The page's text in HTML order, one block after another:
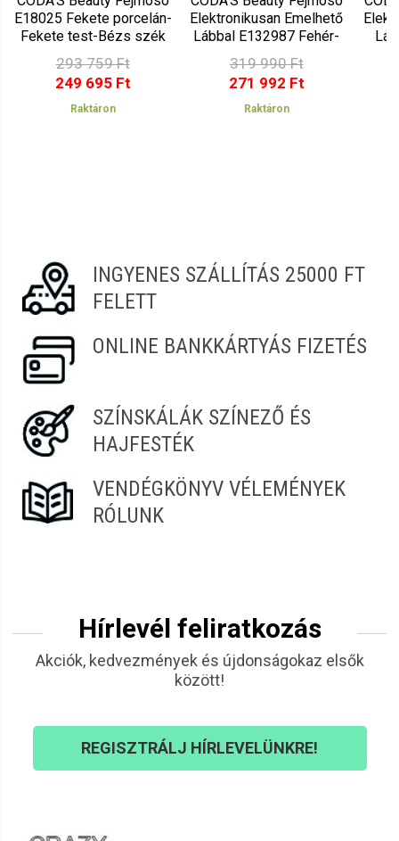
E18025 Fekete porcelán-
Fekete test-Bézs szék
25
293 759 Ft
249 695 Ft
Raktáron
Elektronikusan Emelhető
Lábbal E132987 Fehér-
Fekete-Fekete
319 990 Ft
271 992 Ft
Raktáron
INGYENES SZÁLLÍTÁS 25000 FT
FELETT
ONLINE BANKKÁRTYÁS FIZETÉS
SZÍNSKÁLÁK SZÍNEZŐ ÉS
HAJFESTÉK
VENDÉGKÖNYV VÉLEMÉNYEK
RÓLUNK
Hírlevél feliratkozás
Akciók, kedvezmények és újdonságokaz elsők
között!
REGISZTRÁLJ HÍRLEVELÜNKRE!